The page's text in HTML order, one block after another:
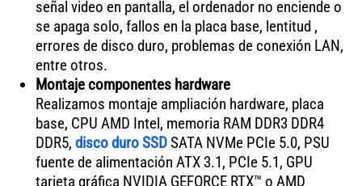
señal video en pantalla, el ordenador no enciende o
se apaga solo, fallos en la placa base, lentitud ,
errores de disco duro, problemas de conexión LAN,
entre otros.
Montaje componentes hardware
Realizamos montaje ampliación hardware, placa
base, CPU AMD Intel, memoria RAM DDR3 DDR4
DDR5, disco duro SSDSATA NVMe PCIe 5.0, PSU
fuente de alimentación ATX 3.1, PCIe 5.1, GPU
tarjeta gráfica NVIDIA GEFORCE RTX™ o AMD